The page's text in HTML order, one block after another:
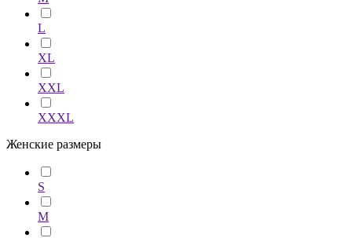
L
XL
XXL
XXXL
Женские размеры
S
M